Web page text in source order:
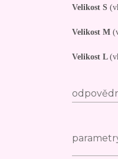
Velikost S
Velikost M
Velikost L